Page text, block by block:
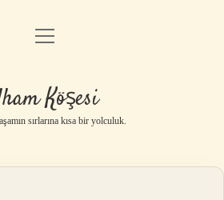
Anasayfa
Yasal Uyarı
menüyü
Köşesi
sırlarına kısa bir yolculuk.